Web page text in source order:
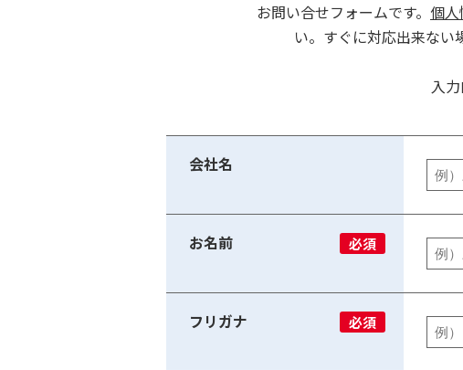
お問い合せフォームです。 個
い。すぐに対応出来ない
入
会社名
お名前 必須
フリガナ 必須